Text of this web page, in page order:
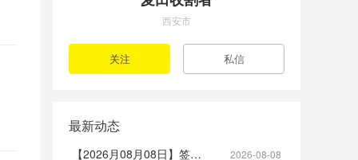
西安市
最新动态
2026-08-08
【2026月08月08日】签到帖